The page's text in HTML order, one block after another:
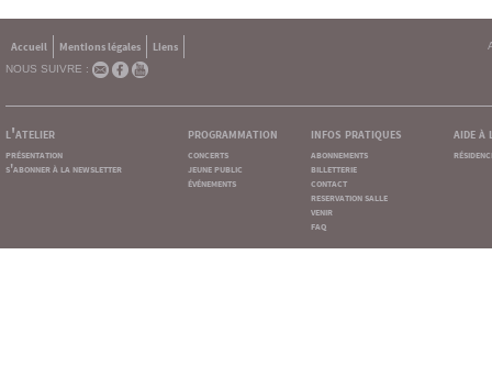
Accueil Mentions légales
Liens
NOUS SUIVRE :
l'atelier
présentation
s'abonner à la newsletter
programmation
concerts
jeune public
événements
infos pratiques
abonnements
billetterie
contact
reservation salle
venir
faq
aide